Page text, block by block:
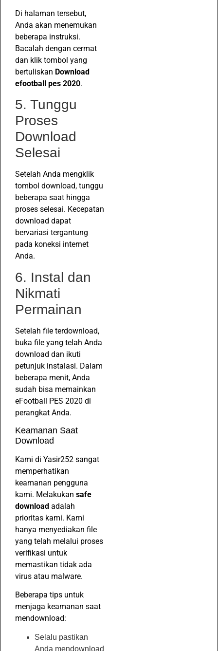
Di halaman tersebut,
Anda akan menemukan
beberapa instruksi.
Bacalah dengan cermat
dan klik tombol yang
bertuliskan Download
efootball pes 2020.
5. Tunggu
Proses
Download
Selesai
Setelah Anda mengklik
tombol download, tunggu
beberapa saat hingga
proses selesai. Kecepatan
download dapat
bervariasi tergantung
pada koneksi internet
Anda.
6. Instal dan
Nikmati
Permainan
Setelah file terdownload,
buka file yang telah Anda
download dan ikuti
petunjuk instalasi. Dalam
beberapa menit, Anda
sudah bisa memainkan
eFootball PES 2020 di
perangkat Anda.
Keamanan Saat
Download
Kami di Yasir252 sangat
memperhatikan
keamanan pengguna
kami. Melakukan safe
download adalah
prioritas kami. Kami
hanya menyediakan file
yang telah melalui proses
verifikasi untuk
memastikan tidak ada
virus atau malware.
Beberapa tips untuk
menjaga keamanan saat
mendownload:
Selalu pastikan
Anda mendownload